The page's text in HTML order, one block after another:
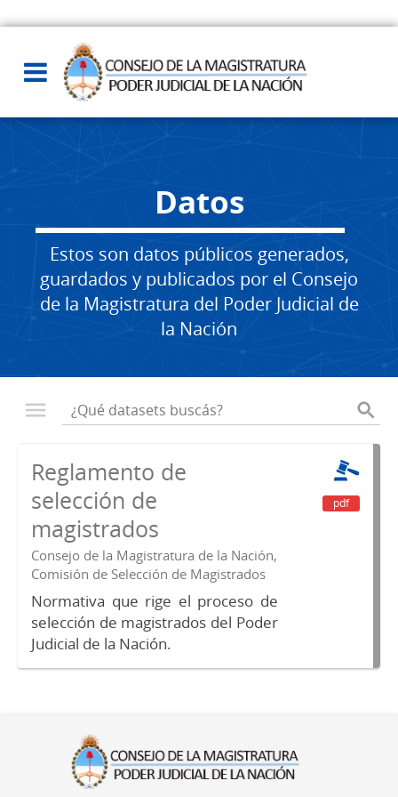
Datos
Estos son datos públicos generados,
guardados y publicados por el Consejo
de la Magistratura del Poder Judicial de
la Nación
Reglamento de
selección de
magistrados
Consejo de la Magistratura de la Nación,
Comisión de Selección de Magistrados
Normativa que rige el proceso de
selección de magistrados del Poder
Judicial de la Nación.
pdf